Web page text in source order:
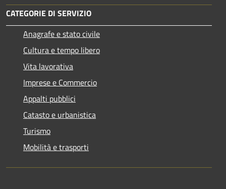
CATEGORIE DI SERVIZIO
Anagrafe e stato civile
Cultura e tempo libero
Vita lavorativa
Imprese e Commercio
Appalti pubblici
Catasto e urbanistica
Turismo
Mobilità e trasporti